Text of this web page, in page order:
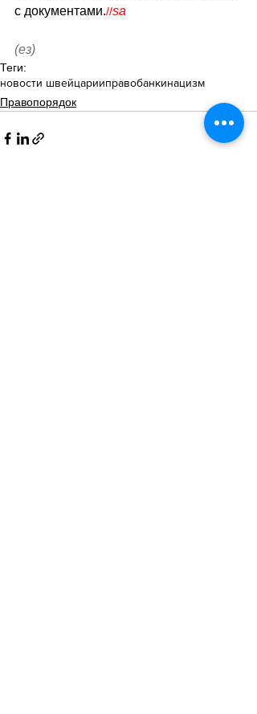
с документами.//sa
(ез)
Теги:
новости швейцарииправобанкинацизм
Правопорядок